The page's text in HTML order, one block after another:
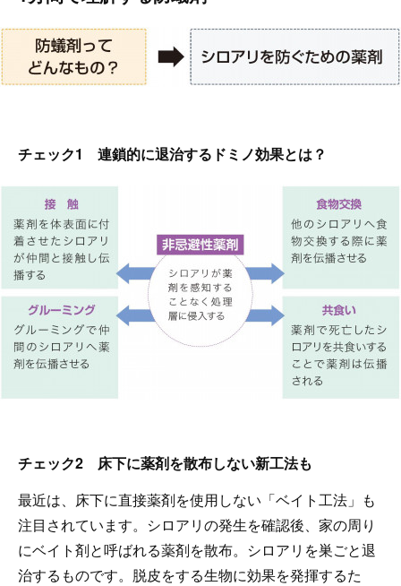
チェック1 連鎖的に退治するドミノ効果とは？
チェック2 床下に薬剤を散布しない新工法も
最近は、床下に直接薬剤を使用しない「ベイト工法」も
注目されています。シロアリの発生を確認後、家の周り
にベイト剤と呼ばれる薬剤を散布。シロアリを巣ごと退
治するものです。脱皮をする生物に効果を発揮するた